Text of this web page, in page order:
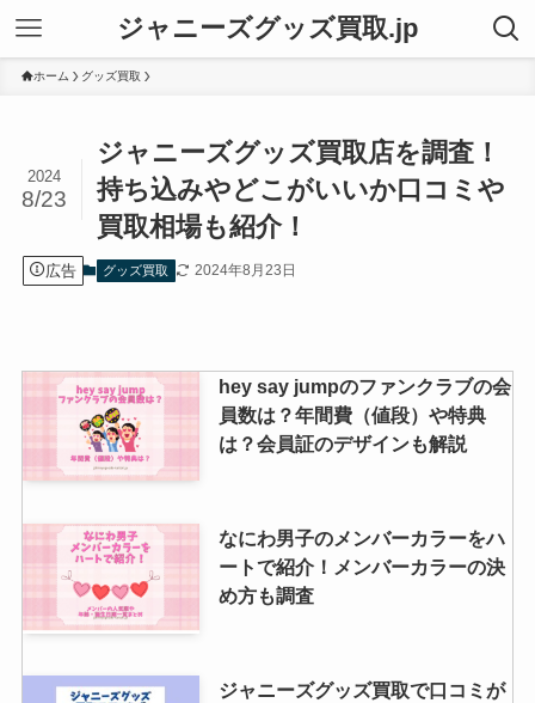
ジャニーズグッズ買取.jp
ホーム グッズ買取
ジャニーズグッズ買取店を調査！
持ち込みやどこがいいか口コミや
買取相場も紹介！
2024
8/23
広告 グッズ買取 2024年8月23日
hey say jumpのファンクラブの会
員数は？年間費（値段）や特典
は？会員証のデザインも解説
なにわ男子のメンバーカラーをハ
ートで紹介！メンバーカラーの決
め方も調査
ジャニーズグッズ買取で口コミが